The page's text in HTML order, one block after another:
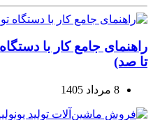
راهنمای جامع کار با
تا صد)
8 مرداد 1405